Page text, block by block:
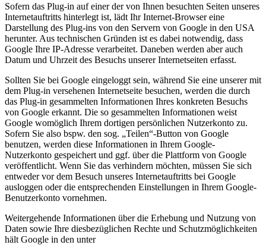
Sofern das Plug-in auf einer der von Ihnen besuchten Seiten unseres
Internetauftritts hinterlegt ist, lädt Ihr Internet-Browser eine
Darstellung des Plug-ins von den Servern von Google in den USA
herunter. Aus technischen Gründen ist es dabei notwendig, dass
Google Ihre IP-Adresse verarbeitet. Daneben werden aber auch
Datum und Uhrzeit des Besuchs unserer Internetseiten erfasst.
Sollten Sie bei Google eingeloggt sein, während Sie eine unserer mit
dem Plug-in versehenen Internetseite besuchen, werden die durch
das Plug-in gesammelten Informationen Ihres konkreten Besuchs
von Google erkannt. Die so gesammelten Informationen weist
Google womöglich Ihrem dortigen persönlichen Nutzerkonto zu.
Sofern Sie also bspw. den sog. „Teilen“-Button von Google
benutzen, werden diese Informationen in Ihrem Google-
Nutzerkonto gespeichert und ggf. über die Plattform von Google
veröffentlicht. Wenn Sie das verhindern möchten, müssen Sie sich
entweder vor dem Besuch unseres Internetauftritts bei Google
ausloggen oder die entsprechenden Einstellungen in Ihrem Google-
Benutzerkonto vornehmen.
Weitergehende Informationen über die Erhebung und Nutzung von
Daten sowie Ihre diesbezüglichen Rechte und Schutzmöglichkeiten
hält Google in den unter